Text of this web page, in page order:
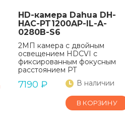
HD-камера Dahua DH-
HAC-PT1200AP-IL-A-
0280B-S6
2МП камера с двойным
освещением HDCVI с
фиксированным фокусным
расстоянием PT
7190 ₽ В наличии
В КОРЗИНУ